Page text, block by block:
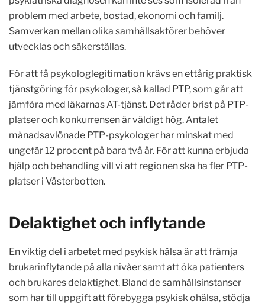
problem med arbete, bostad, ekonomi och familj.
Samverkan mellan olika samhällsaktörer behöver
utvecklas och säkerställas.
För att få psykologlegitimation krävs en ettårig praktisk
tjänstgöring för psykologer, så kallad PTP, som går att
jämföra med läkarnas AT-tjänst. Det råder brist på PTP-
platser och konkurrensen är väldigt hög. Antalet
månadsavlönade PTP-psykologer har minskat med
ungefär 12 procent på bara två år. För att kunna erbjuda
hjälp och behandling vill vi att regionen ska ha fler PTP-
platser i Västerbotten.
Delaktighet och inflytande
En viktig del i arbetet med psykisk hälsa är att främja
brukarinflytande på alla nivåer samt att öka patienters
och brukares delaktighet. Bland de samhällsinstanser
som har till uppgift att förebygga psykisk ohälsa, stödja